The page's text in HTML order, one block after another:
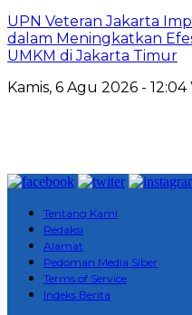
UPN Veteran Jakarta
dalam Meningkatkan
UMKM di Jakarta Timur
Kamis, 6 Agu 2026 - 12:04
Tentang Kami
Redaksi
Alamat
Pedoman Media Siber
Terms of Service
Indeks Berita